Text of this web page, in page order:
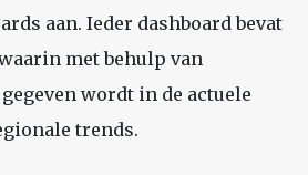
aan. Ieder dashboard bevat
met behulp van
wordt in de actuele
trends.